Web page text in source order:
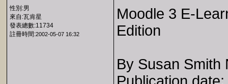
性別:男
來自:瓦肯星
發表總數:11734
註冊時間:2002-05-07 16:32
Moodle 3 E-
Edition
By Susan Smith